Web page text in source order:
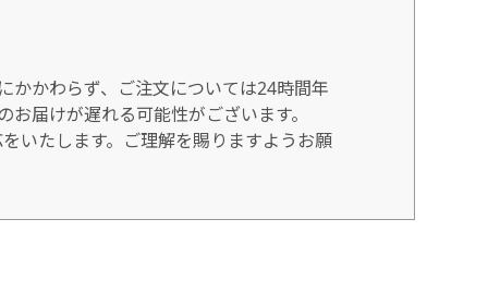
かかわらず、ご注文については24時間年
届けが遅れる可能性がございます。
いたします。ご理解を賜りますようお願